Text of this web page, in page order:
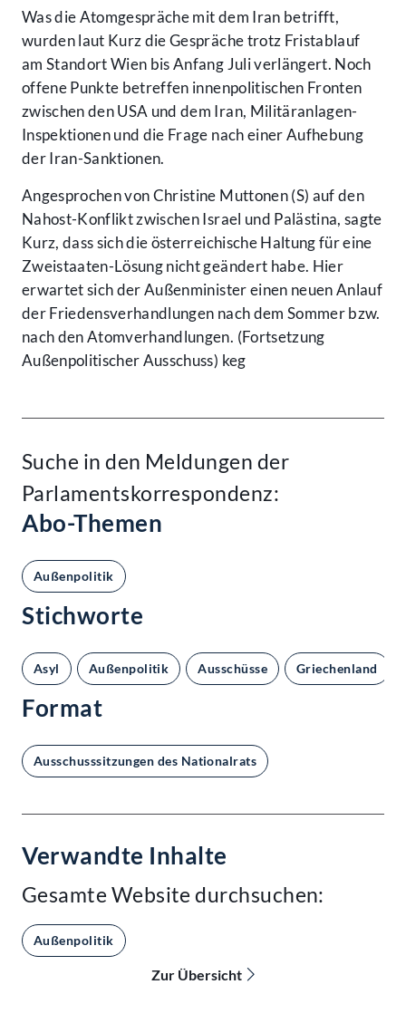
Was die Atomgespräche mit dem Iran betrifft,
wurden laut Kurz die Gespräche trotz Fristablauf
am Standort Wien bis Anfang Juli verlängert. Noch
offene Punkte betreffen innenpolitischen Fronten
zwischen den USA und dem Iran, Militäranlagen-
Inspektionen und die Frage nach einer Aufhebung
der Iran-Sanktionen.
Angesprochen von Christine Muttonen (S) auf den
Nahost-Konflikt zwischen Israel und Palästina, sagte
Kurz, dass sich die österreichische Haltung für eine
Zweistaaten-Lösung nicht geändert habe. Hier
erwartet sich der Außenminister einen neuen Anlauf
der Friedensverhandlungen nach dem Sommer bzw.
nach den Atomverhandlungen. (Fortsetzung
Außenpolitischer Ausschuss) keg
Suche in den Meldungen der
Parlamentskorrespondenz:
Abo-Themen
Außenpolitik
Stichworte
Asyl Außenpolitik Ausschüsse Griechenland
Format
Ausschusssitzungen des Nationalrats
Verwandte Inhalte
Gesamte Website durchsuchen:
Außenpolitik
Zur Übersicht